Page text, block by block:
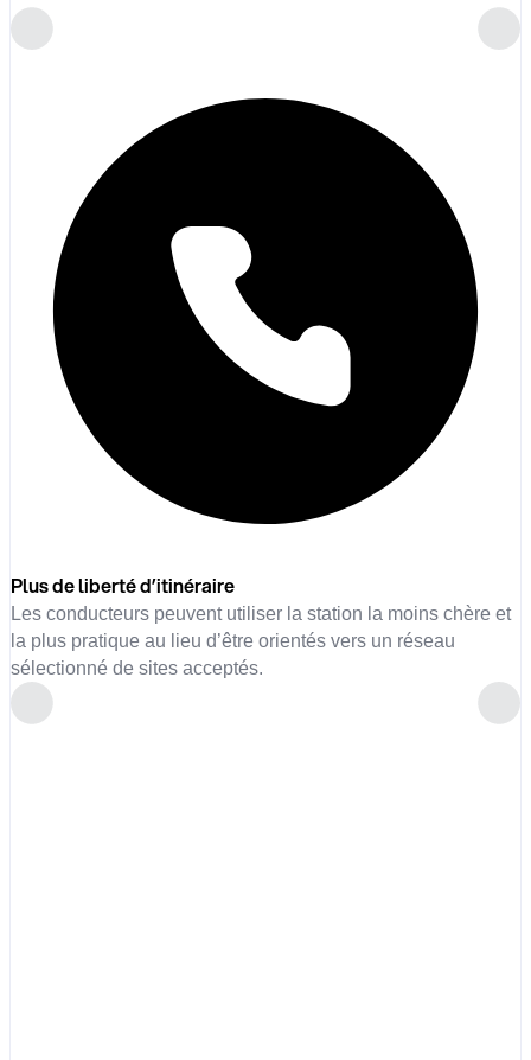
Plus de liberté d’itinéraire
Les conducteurs peuvent utiliser la station la moins chère et
la plus pratique au lieu d’être orientés vers un réseau
sélectionné de sites acceptés.